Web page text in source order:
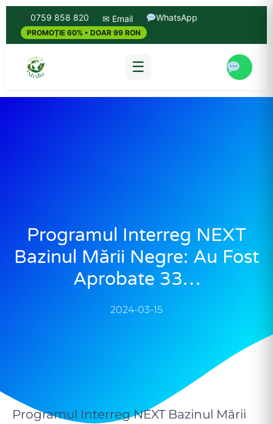
0759 858 820 ✉ Email WhatsApp
PROMOȚIE 60% • DOAR 99 RON
☰
Programul Interreg NEXT
Bazinul Mării Negre: Au Fost
Aprobate 33…
2024-03-15
Programul Interreg NEXT Bazinul Mării